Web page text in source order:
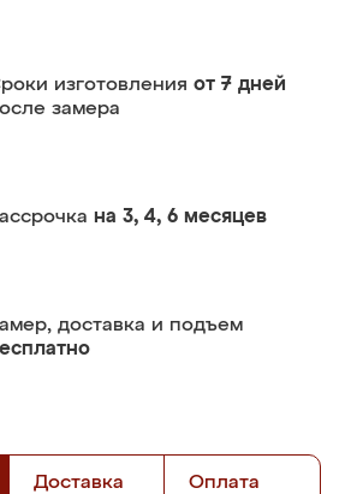
изготовления от 7 дней
замера
на 3, 4, 6 месяцев
доставка и подъем
Доставка Оплата